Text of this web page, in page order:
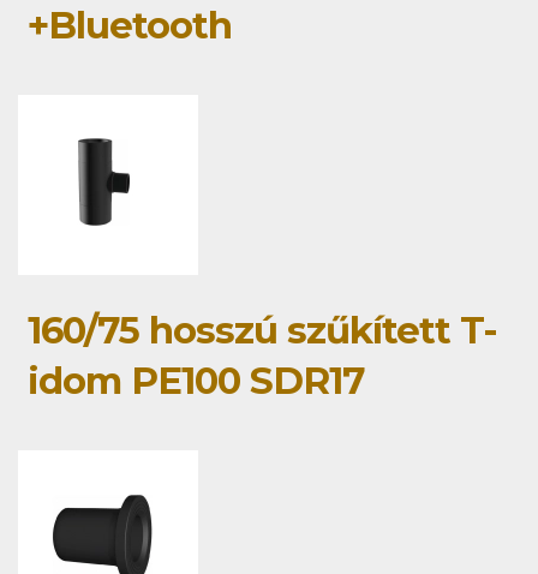
+Bluetooth
160/75 hosszú szűkített T-
idom PE100 SDR17